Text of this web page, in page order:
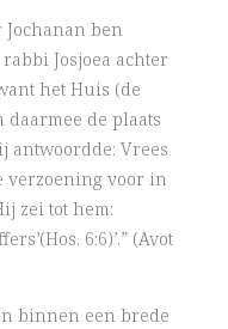
Jochanan ben
Josjoea achter
het Huis (de
daarmee de plaats
antwoordde: Vrees
verzoening voor in
zei tot hem:
6:6)’.” (Avot
binnen een brede